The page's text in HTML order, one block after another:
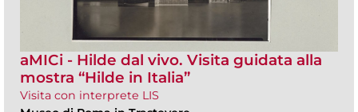
aMICi - Hilde dal vivo. Visita guidata alla
mostra “Hilde in Italia”
Visita con interprete LIS